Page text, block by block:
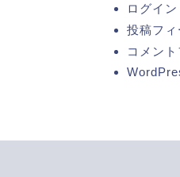
ログイン
投稿フィ
コメン